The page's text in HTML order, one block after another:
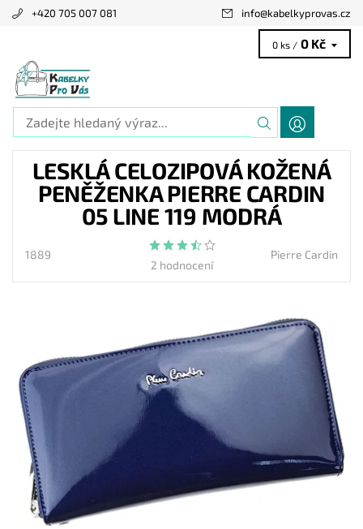
+420 705 007 081 info@kabelkyprovas.cz
0 ks / 0 Kč
LESKLÁ CELOZIPOVÁ KOŽENÁ
PENĚŽENKA PIERRE CARDIN
05 LINE 119 MODRÁ
1889
2 hodnocení
Pierre Cardin